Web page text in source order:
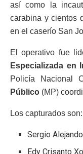
así como la
carabina y cientos
en el caserío San
El operativo fue
Especializada en
Policía Nacional
Público (MP)
Los capturados son:
Sergio
Edy Crisanto